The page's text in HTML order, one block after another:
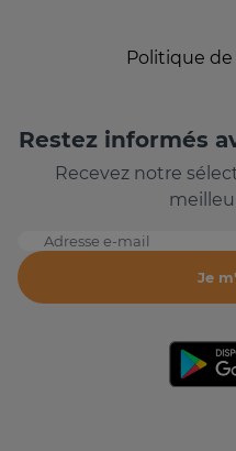
Politique
Restez informés
Recevez notre
Adresse e-mail
Je